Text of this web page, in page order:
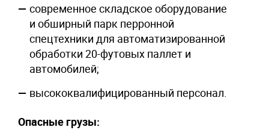
современное складское оборудование
и обширный парк перронной
спецтехники для автоматизированной
обработки 20-футовых паллет и
автомобилей;
высококвалифицированный персонал.
Опасные грузы: